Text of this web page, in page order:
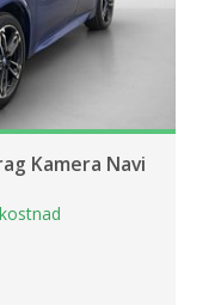
Kamera Navi